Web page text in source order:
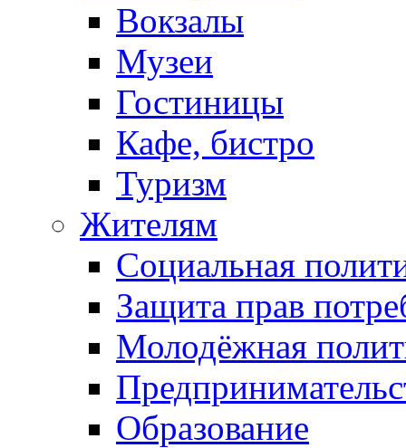
Вокзалы
Музеи
Гостиницы
Кафе, бистро
Туризм
Жителям
Социальная
Защита прав
Молодёжная
Образование